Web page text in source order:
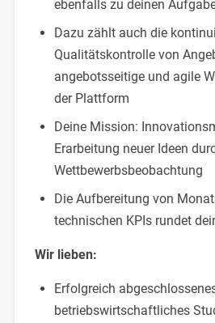
ebenfalls zu deinen
Dazu zählt auch die
Qualitätskontrolle von
angebotsseitige und agile
der Plattform
Deine Mission:
Erarbeitung neuer Ideen
Wettbewerbsbeobachtung
Die Aufbereitung von
technischen KPIs rundet
Wir lieben:
Erfolgreich
betriebswirtschaftliches